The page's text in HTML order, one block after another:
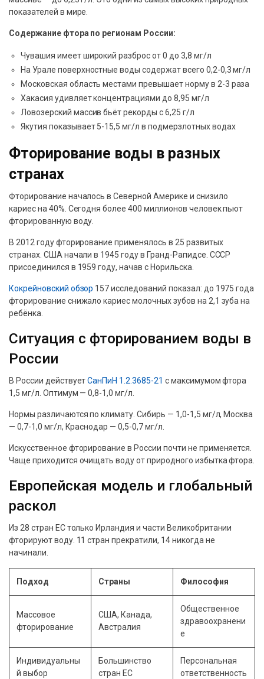
показателей в мире.
Содержание фтора по регионам России:
Чувашия имеет широкий разброс от 0 до 3,8 мг/л
На Урале поверхностные воды содержат всего 0,2-0,3 мг/л
Московская область местами превышает норму в 2-3 раза
Хакасия удивляет концентрациями до 8,95 мг/л
Ловозерский массив бьёт рекорды с 6,25 г/л
Якутия показывает 5-15,5 мг/л в подмерзлотных водах
Фторирование воды в разных
странах
Фторирование началось в Северной Америке и снизило
кариес на 40%. Сегодня более 400 миллионов человек пьют
фторированную воду.
В 2012 году фторирование применялось в 25 развитых
странах. США начали в 1945 году в Гранд-Рапидсе. СССР
присоединился в 1959 году, начав с Норильска.
Кокрейновский обзор 157 исследований показал: до 1975 года
фторирование снижало кариес молочных зубов на 2,1 зуба на
ребёнка.
Ситуация с фторированием воды в
России
В России действуетСанПиН 1.2.3685-21 с максимумом фтора
1,5 мг/л. Оптимум — 0,8-1,0 мг/л.
Нормы различаются по климату. Сибирь — 1,0-1,5 мг/л, Москва
— 0,7-1,0 мг/л, Краснодар — 0,5-0,7 мг/л.
Искусственное фторирование в России почти не применяется.
Чаще приходится очищать воду от природного избытка фтора.
Европейская модель и глобальный
раскол
Из 28 стран ЕС только Ирландия и части Великобритании
фторируют воду. 11 стран прекратили, 14 никогда не
начинали.
Подход Страны Философия
Массовое
фторирование
США, Канада,
Австралия
Общественное
здравоохранени
е
Индивидуальны
й выбор
Большинство
стран ЕС
Персональная
ответственность